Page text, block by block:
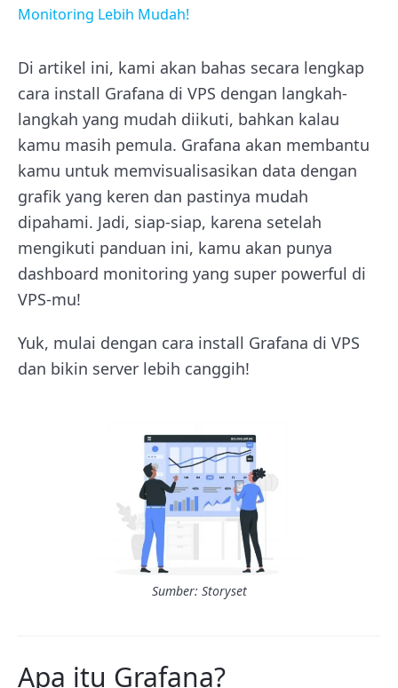
Monitoring Lebih Mudah!
Di artikel ini, kami akan bahas secara lengkap
cara install Grafana di VPS dengan langkah-
langkah yang mudah diikuti, bahkan kalau
kamu masih pemula. Grafana akan membantu
kamu untuk memvisualisasikan data dengan
grafik yang keren dan pastinya mudah
dipahami. Jadi, siap-siap, karena setelah
mengikuti panduan ini, kamu akan punya
dashboard monitoring yang super powerful di
VPS-mu!
Yuk, mulai dengan cara install Grafana di VPS
dan bikin server lebih canggih!
Sumber: Storyset
Apa itu Grafana?